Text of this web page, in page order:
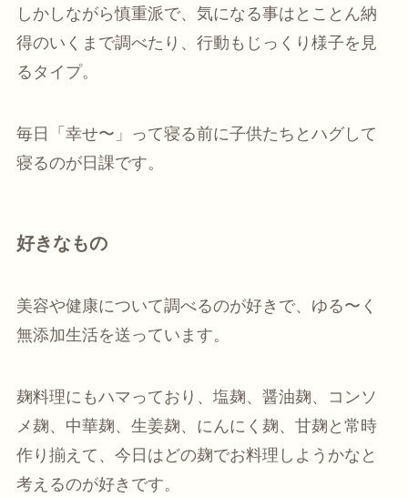
しかしながら慎重派で、気になる事はとことん納
得のいくまで調べたり、行動もじっくり様子を見
るタイプ。
毎日「幸せ〜」って寝る前に子供たちとハグして
寝るのが日課です。
好きなもの
美容や健康について調べるのが好きで、ゆる〜く
無添加生活を送っています。
麹料理にもハマっており、塩麹、醤油麹、コンソ
メ麹、中華麹、生姜麹、にんにく麹、甘麹と常時
作り揃えて、今日はどの麹でお料理しようかなと
考えるのが好きです。